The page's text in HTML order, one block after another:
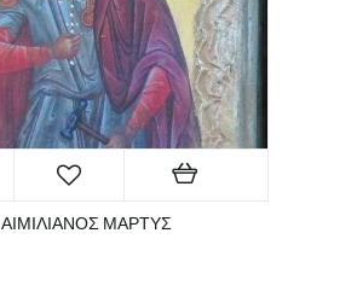
ΑΙΜΙΛΙΑΝΟΣ ΜΑΡΤΥΣ